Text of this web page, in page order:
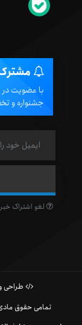
با عضویت در
جشنواره و
لغو اشتراک
طراحی
تمامی حقوق